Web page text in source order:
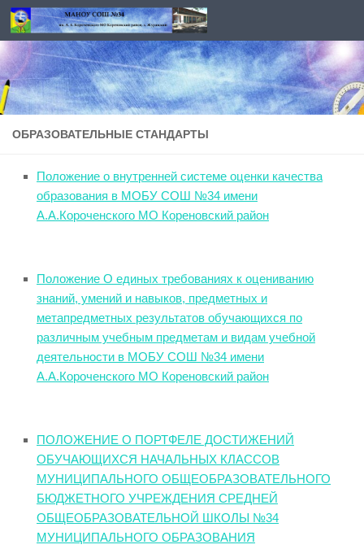
Перейти к содержимому
ОБРАЗОВАТЕЛЬНЫЕ СТАНДАРТЫ
Положение о внутренней системе оценки качества
образования в МОБУ СОШ №34 имени
А.А.Короченского МО Кореновский район
Положение О единых требованиях к оцениванию
знаний, умений и навыков, предметных и
метапредметных результатов обучающихся по
различным учебным предметам и видам учебной
деятельности в МОБУ СОШ №34 имени
А.А.Короченского МО Кореновский район
ПОЛОЖЕНИЕ О ПОРТФЕЛЕ ДОСТИЖЕНИЙ
ОБУЧАЮЩИХСЯ НАЧАЛЬНЫХ КЛАССОВ
МУНИЦИПАЛЬНОГО ОБЩЕОБРАЗОВАТЕЛЬНОГО
БЮДЖЕТНОГО УЧРЕЖДЕНИЯ СРЕДНЕЙ
ОБЩЕОБРАЗОВАТЕЛЬНОЙ ШКОЛЫ №34
МУНИЦИПАЛЬНОГО ОБРАЗОВАНИЯ